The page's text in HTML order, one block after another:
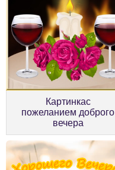
Картинкас
пожеланием доброго
вечера